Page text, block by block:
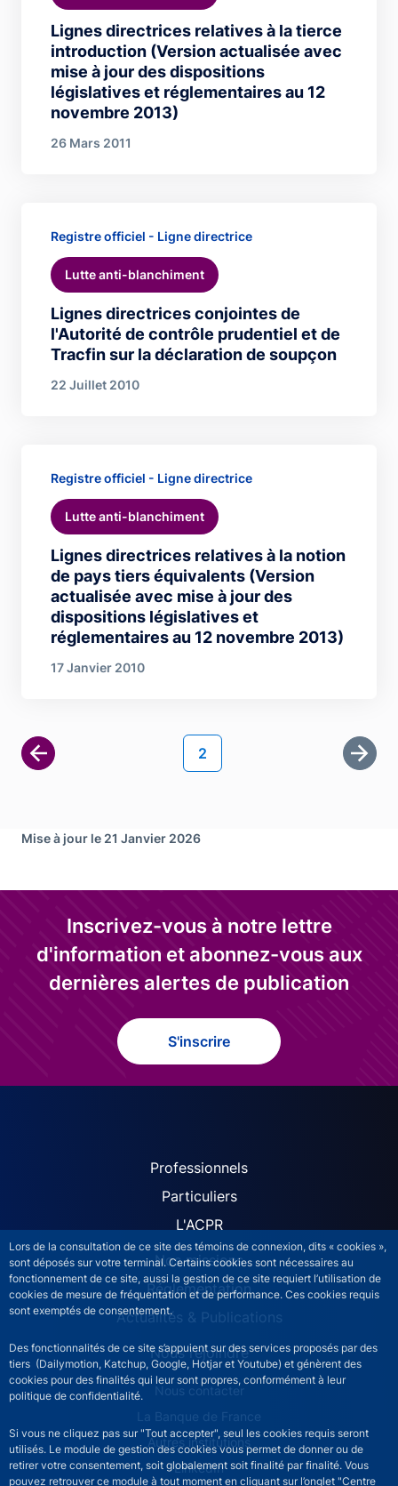
Lors de la consultation de ce site des témoins de connexion, dits « cookies »,
sont déposés sur votre terminal. Certains cookies sont nécessaires au
fonctionnement de ce site, aussi la gestion de ce site requiert l’utilisation de
cookies de mesure de fréquentation et de performance. Ces cookies requis
sont exemptés de consentement.
Des fonctionnalités de ce site s’appuient sur des services proposés par des
tiers (Dailymotion, Katchup, Google, Hotjar et Youtube) et génèrent des
cookies pour des finalités qui leur sont propres, conformément à leur
politique de confidentialité.
Si vous ne cliquez pas sur "Tout accepter", seul les cookies requis seront
utilisés. Le module de gestion des cookies vous permet de donner ou de
retirer votre consentement, soit globalement soit finalité par finalité. Vous
pouvez retrouver ce module à tout moment en cliquant sur l’onglet "Centre
Lignes directrices relatives à la tierce
introduction (Version actualisée avec
mise à jour des dispositions
législatives et réglementaires au 12
novembre 2013)
26 Mars 2011
Lignes directrices conjointes de
l'Autorité de contrôle prudentiel et de
Tracfin sur la déclaration de soupçon
Registre officiel - Ligne directrice
Lutte anti-blanchiment
22 Juillet 2010
Lignes directrices relatives à la notion
de pays tiers équivalents (Version
actualisée avec mise à jour des
dispositions législatives et
réglementaires au 12 novembre 2013)
Registre officiel - Ligne directrice
Lutte anti-blanchiment
17 Janvier 2010
Page courante
2
Mise à jour le 21 Janvier 2026
Inscrivez-vous à notre lettre
d'information et abonnez-vous aux
dernières alertes de publication
S'inscrire
ACPR site navigation
Professionnels
Particuliers
L'ACPR
Nos missions
Réglementation
Actualités & Publications
Nous rejoindre
ACPR footer secondary menu (French)
Nous contacter
La Banque de France
Autres institutions
LinkedIn